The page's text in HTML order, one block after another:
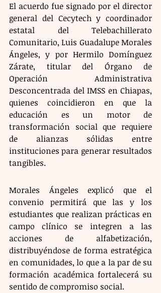
El acuerdo fue signado por el director
general del Cecytech y coordinador
estatal del Telebachillerato
Comunitario, Luis Guadalupe Morales
Ángeles, y por Hermilo Domínguez
Zárate, titular del Órgano de
Operación Administrativa
Desconcentrada del IMSS en Chiapas,
quienes coincidieron en que la
educación es un motor de
transformación social que requiere
de alianzas sólidas entre
instituciones para generar resultados
tangibles.
Morales Ángeles explicó que el
convenio permitirá que las y los
estudiantes que realizan prácticas en
campo clínico se integren a las
acciones de alfabetización,
distribuyéndose de forma estratégica
en comunidades, lo que a la par de su
formación académica fortalecerá su
sentido de compromiso social.